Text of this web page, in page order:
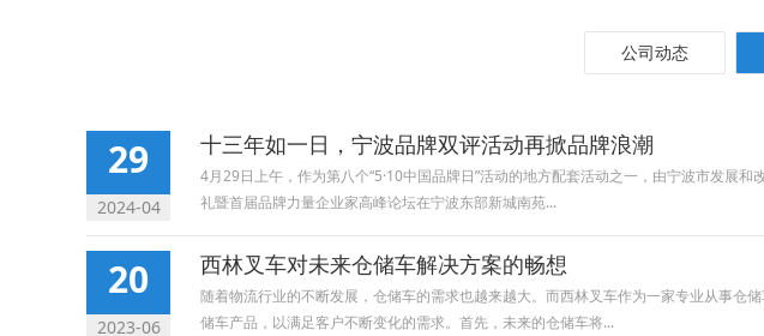
公司动态
29
2024-04
十三年如一日，宁波品牌双评活动再掀品牌浪潮
4月29日上午，作为第八个“5·10中国品牌日”活动的地方配套活动之一，由宁波市发展
礼暨首届品牌力量企业家高峰论坛在宁波东部新城南苑...
20
2023-06
西林叉车对未来仓储车解决方案的畅想
随着物流行业的不断发展，仓储车的需求也越来越大。而西林叉车作为一家专业从事仓
储车产品，以满足客户不断变化的需求。首先，未来的仓储车将...